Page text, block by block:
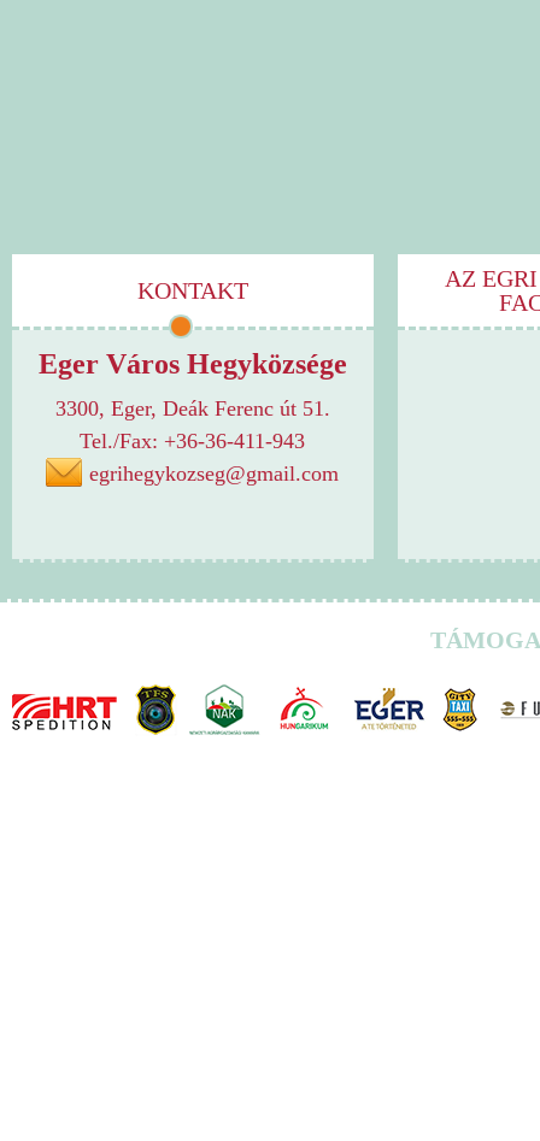
KONTAKT
Eger Város Hegyközsége
3300, Eger, Deák Ferenc út 51.
Tel./Fax: +36-36-411-943
egrihegykozseg@gmail.com
AZ